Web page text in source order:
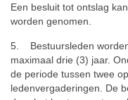
Een besluit tot ontslag
worden genomen.
5. Bestuursleden
maximaal drie (3) jaar.
de periode tussen twee
ledenvergaderingen. De